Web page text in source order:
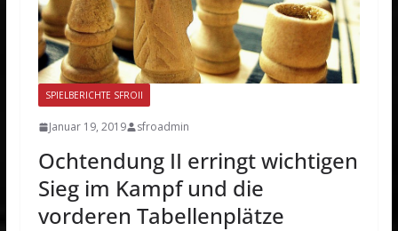
SPIELBERICHTE SFROII
Januar 19, 2019 sfroadmin
Ochtendung II erringt wichtigen
Sieg im Kampf und die
vorderen Tabellenplätze